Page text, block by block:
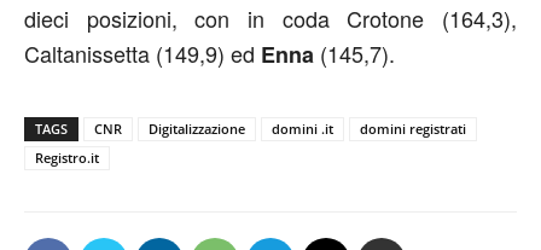
dieci posizioni, con in coda Crotone (164,3),
Caltanissetta (149,9) ed Enna (145,7).
TAGS CNR Digitalizzazione domini .it
domini registrati
Registro.it